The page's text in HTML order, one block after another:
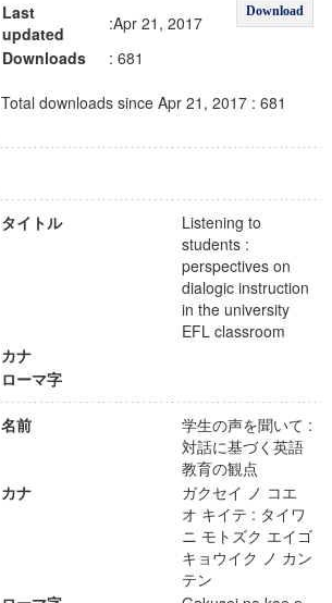
Download
Last
updated
:Apr 21, 2017
Downloads
: 681
Total downloads since Apr 21, 2017 : 681
タイトル
Listening to
students :
perspectives on
dialogic instruction
in the university
EFL classroom
カナ
ローマ字
名前
学生の声を聞いて :
対話に基づく英語
教育の観点
カナ
ガクセイ ノ コエ
オ キイテ : タイワ
ニ モトズク エイゴ
キョウイク ノ カン
テン